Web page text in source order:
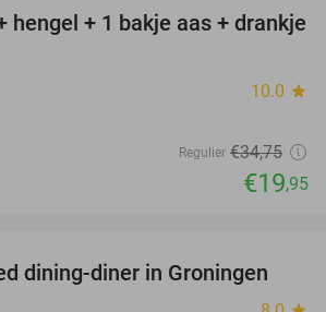
43%
hengel + 1 bakje aas + drankje
10.0 star
Regulier €34,75
€19,95
37%
dining-diner in Groningen